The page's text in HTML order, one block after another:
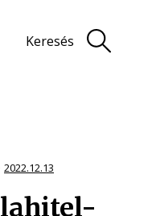
Keresés
2022.12.13